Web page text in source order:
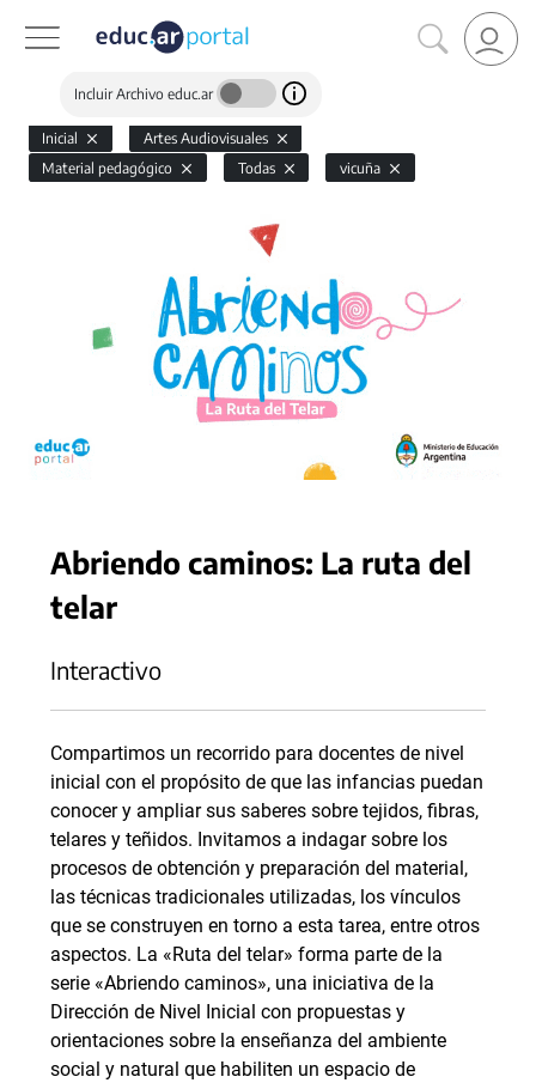
Incluir Archivo educ.ar
Inicial
Artes Audiovisuales
Material pedagógico
Todas vicuña
Abriendo caminos: La ruta del
telar
Interactivo
Compartimos un recorrido para docentes de nivel
inicial con el propósito de que las infancias puedan
conocer y ampliar sus saberes sobre tejidos, fibras,
telares y teñidos. Invitamos a indagar sobre los
procesos de obtención y preparación del material,
las técnicas tradicionales utilizadas, los vínculos
que se construyen en torno a esta tarea, entre otros
aspectos. La «Ruta del telar» forma parte de la
serie «Abriendo caminos», una iniciativa de la
Dirección de Nivel Inicial con propuestas y
orientaciones sobre la enseñanza del ambiente
social y natural que habiliten un espacio de